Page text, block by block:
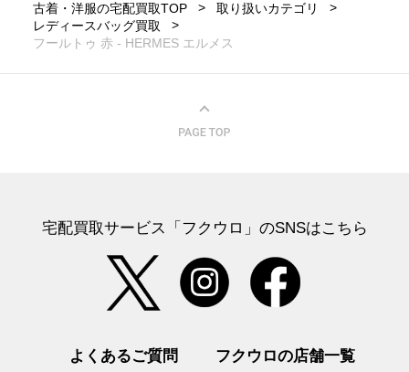
古着・洋服の宅配買取TOP
取り扱いカテゴリ
レディースバッグ買取
フールトゥ 赤 - HERMES エルメス
宅配買取サービス「フクウロ」のSNSはこちら
よくあるご質問 フクウロの店舗一覧